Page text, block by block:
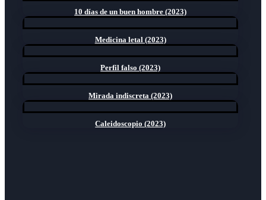
10 días de un buen hombre (2023)
Medicina letal (2023)
Perfil falso (2023)
Mirada indiscreta (2023)
Caleidoscopio (2023)